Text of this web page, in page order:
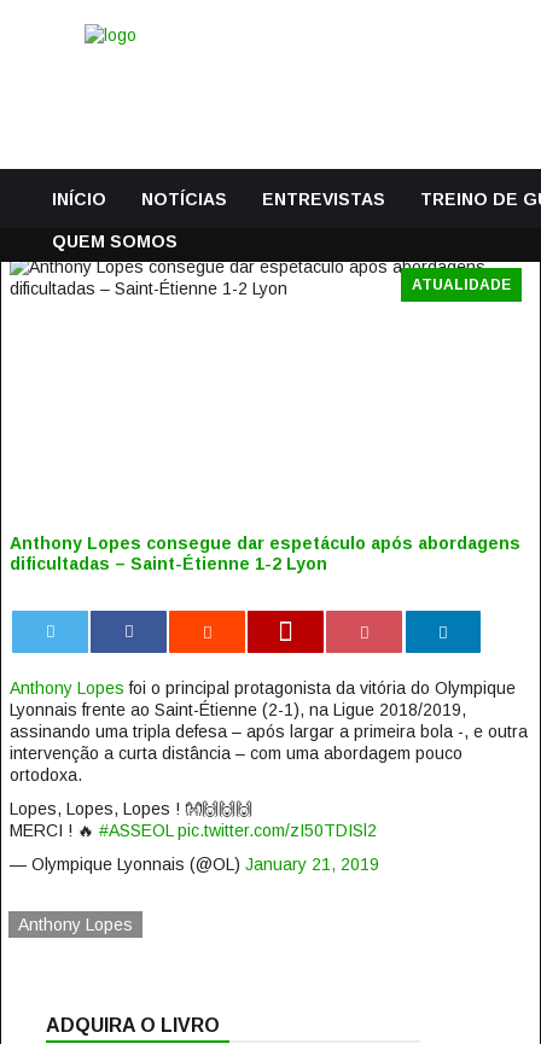
INÍCIO NOTÍCIAS ENTREVISTAS TREINO DE
QUEM SOMOS
ATUALIDADE
Anthony Lopes consegue dar espetáculo após abordagens
dificultadas – Saint-Étienne 1-2 Lyon
Anthony Lopes foi o principal protagonista da vitória do Olympique
Lyonnais frente ao Saint-Étienne (2-1), na Ligue 2018/2019,
assinando uma tripla defesa – após largar a primeira bola -, e outra
intervenção a curta distância – com uma abordagem pouco
ortodoxa.
Lopes, Lopes, Lopes ! 👐🙌🙌🙌
MERCI ! 🔥 #ASSEOL pic.twitter.com/zI50TDISl2
— Olympique Lyonnais (@OL) January 21, 2019
Anthony Lopes
ADQUIRA O LIVRO